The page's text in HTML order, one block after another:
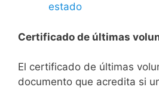
estado
Certificado de últimas
El certificado de últimas
documento que acredita si